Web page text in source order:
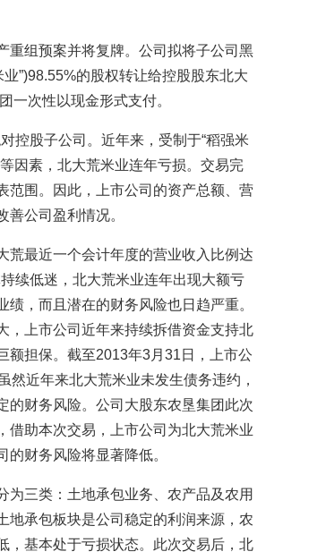
重组预案并将复牌。公司拟将子公司黑
”)98.55%的股权转让给控股股东北大
一次性以现金形式支付。
控股子公司。近年来，受制于“稻强米
因素，北大荒米业连年亏损。交易完
范围。因此，上市公司的资产总额、营
公司盈利情况。
荒最近一个会计年度的营业收入比例达
续低迷，北大荒米业连年出现大额亏
，而且潜在的财务风险也日趋严重。
，上市公司近年来持续拆借资金支持北
额担保。截至2013年3月31日，上市公
近年来北大荒米业未发生债务违约，
的财务风险。公司大股东农垦集团此次
借助本次交易，上市公司为北大荒米业
财务风险将显著降低。
为三类：土地承包业务、农产品及农用
地承包板块是公司稳定的利润来源，农
，基本处于亏损状态。此次交易后，北